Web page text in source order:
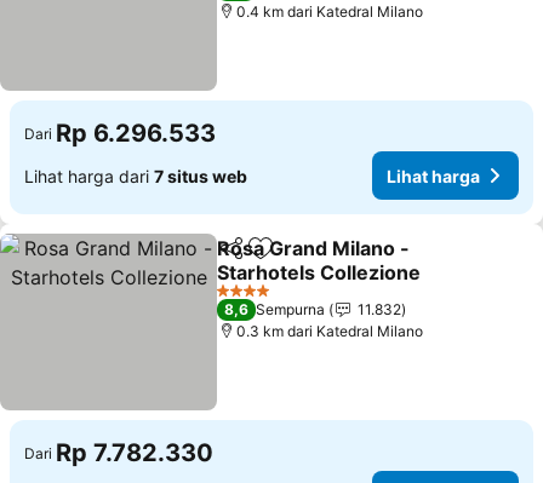
0.4 km dari Katedral Milano
Dari Rp 6.296.533
Lihat harga dari 7 situs web Lihat harga
BagikanTambahkan ke favorit
Rosa Grand Milano -
Starhotels Collezione
Lihat harga
4 Bintang
8,6 Sempurna
11.832
0.3 km dari Katedral Milano
Dari Rp 7.782.330